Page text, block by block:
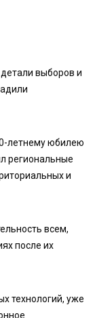
выборов и
летнему юбилею
региональные
и
всем,
после их
технологий, уже